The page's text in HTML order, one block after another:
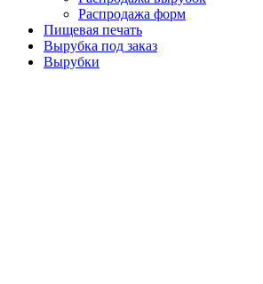
Распродажа форм
Пищевая печать
Вырубка под заказ
Вырубки